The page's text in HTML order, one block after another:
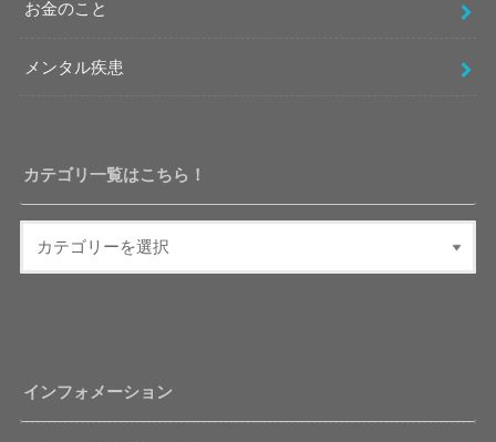
お金のこと
メンタル疾患
カテゴリ一覧はこちら！
インフォメーション